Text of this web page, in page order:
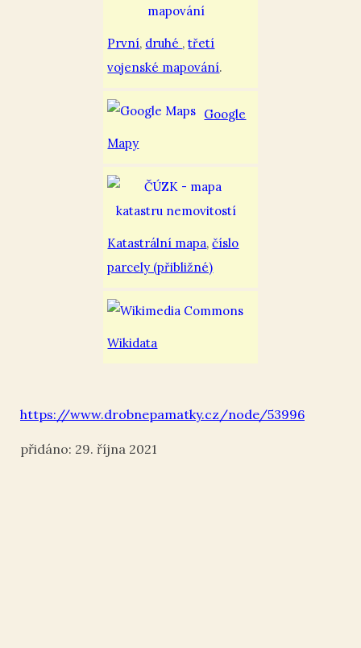
První, druhé ,třetí
vojenské mapování.
Google
Mapy
Katastrální mapa,číslo
parcely (přibližné)
Wikidata
https://www.drobnepamatky.cz/node/53996
29. října 2021